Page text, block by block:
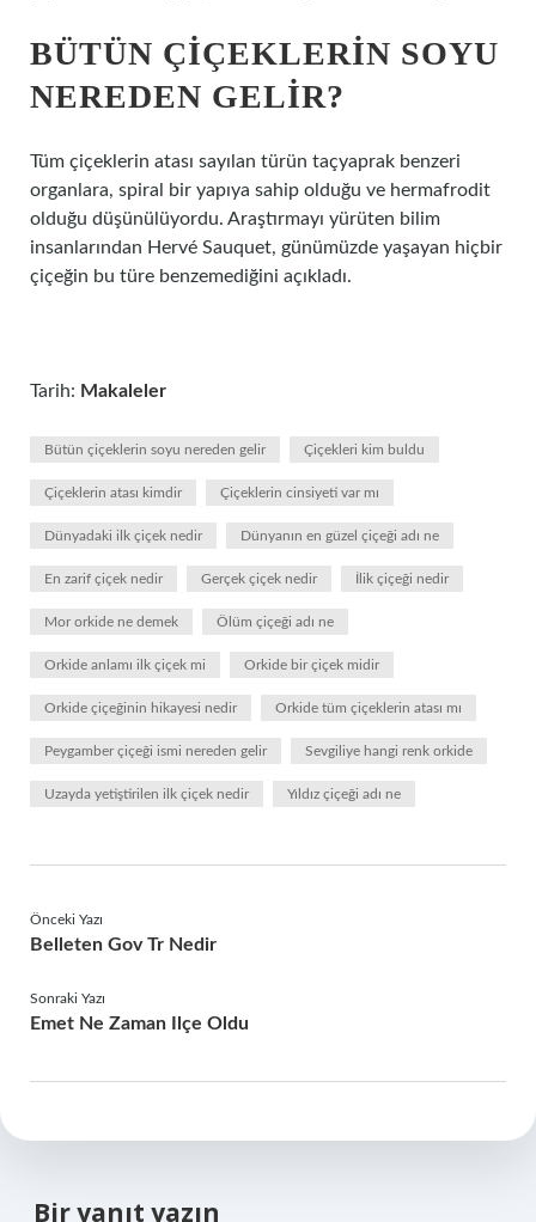
BÜTÜN ÇIÇEKLERIN SOYU
NEREDEN GELIR?
Tüm çiçeklerin atası sayılan türün taçyaprak benzeri
organlara, spiral bir yapıya sahip olduğu ve hermafrodit
olduğu düşünülüyordu. Araştırmayı yürüten bilim
insanlarından Hervé Sauquet, günümüzde yaşayan hiçbir
çiçeğin bu türe benzemediğini açıkladı.
Tarih: Makaleler
Bütün çiçeklerin soyu nereden gelir Çiçekleri kim buldu
Çiçeklerin atası kimdir Çiçeklerin cinsiyeti var mı
Dünyadaki ilk çiçek nedir Dünyanın en güzel çiçeği adı ne
En zarif çiçek nedir Gerçek çiçek nedir İlik çiçeği nedir
Mor orkide ne demek Ölüm çiçeği adı ne
Orkide anlamı ilk çiçek mi Orkide bir çiçek midir
Orkide çiçeğinin hikayesi nedir Orkide tüm çiçeklerin atası mı
Peygamber çiçeği ismi nereden gelir Sevgiliye hangi renk orkide
Uzayda yetiştirilen ilk çiçek nedir Yıldız çiçeği adı ne
Önceki Yazı
Belleten Gov Tr Nedir
Sonraki Yazı
Emet Ne Zaman Ilçe Oldu
Bir yanıt yazın